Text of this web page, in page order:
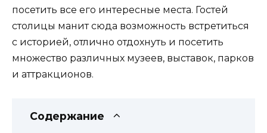
посетить все его интересные места. Гостей
столицы манит сюда возможность встретиться
с историей, отлично отдохнуть и посетить
множество различных музеев, выставок, парков
и аттракционов.
Содержание